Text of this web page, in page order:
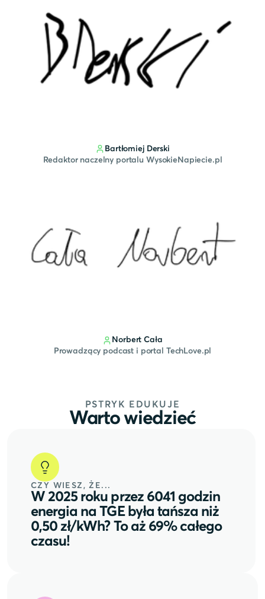
Bartłomiej Derski
Redaktor naczelny portalu WysokieNapiecie.pl
Norbert Cała
Prowadzący podcast i portal TechLove.pl
PSTRYK EDUKUJE
Warto wiedzieć
CZY WIESZ, ŻE...
W 2025 roku przez 6041 godzin
energia na TGE była tańsza niż
0,50 zł/kWh? To aż 69% całego
czasu!